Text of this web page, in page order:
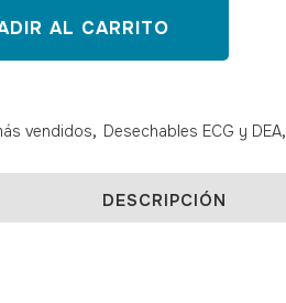
AL CARRITO
vendidos, Desechables ECG y DEA,
DESCRIPCIÓN